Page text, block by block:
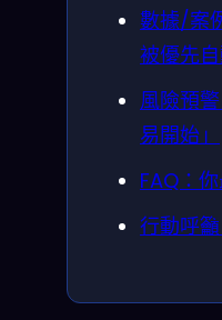
數據/案
被優先
風險預
易開始」
FAQ：
行動呼